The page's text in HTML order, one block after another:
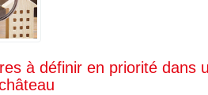
à définir en priorité dans